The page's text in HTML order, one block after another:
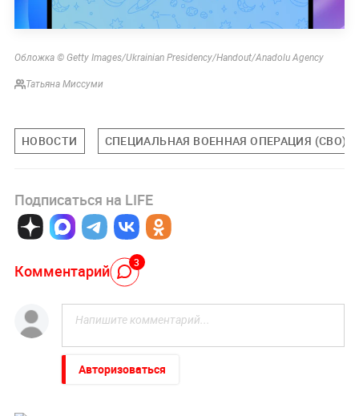
Обложка © Getty Images/Ukrainian Presidency/Handout/Anadolu Agency
Татьяна Миссуми
НОВОСТИ СПЕЦИАЛЬНАЯ ВОЕННАЯ ОПЕРАЦИЯ (СВО)
Подписаться на LIFE
Комментарий 3
Авторизоваться